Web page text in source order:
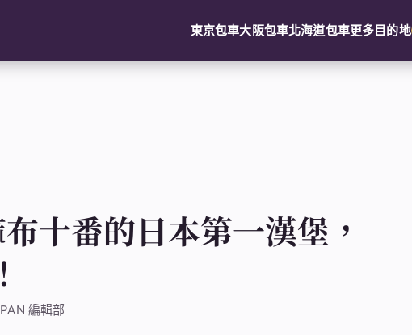
東京包車大阪包車北海道包車更多目的地
十番的日本第一漢堡，
編輯部